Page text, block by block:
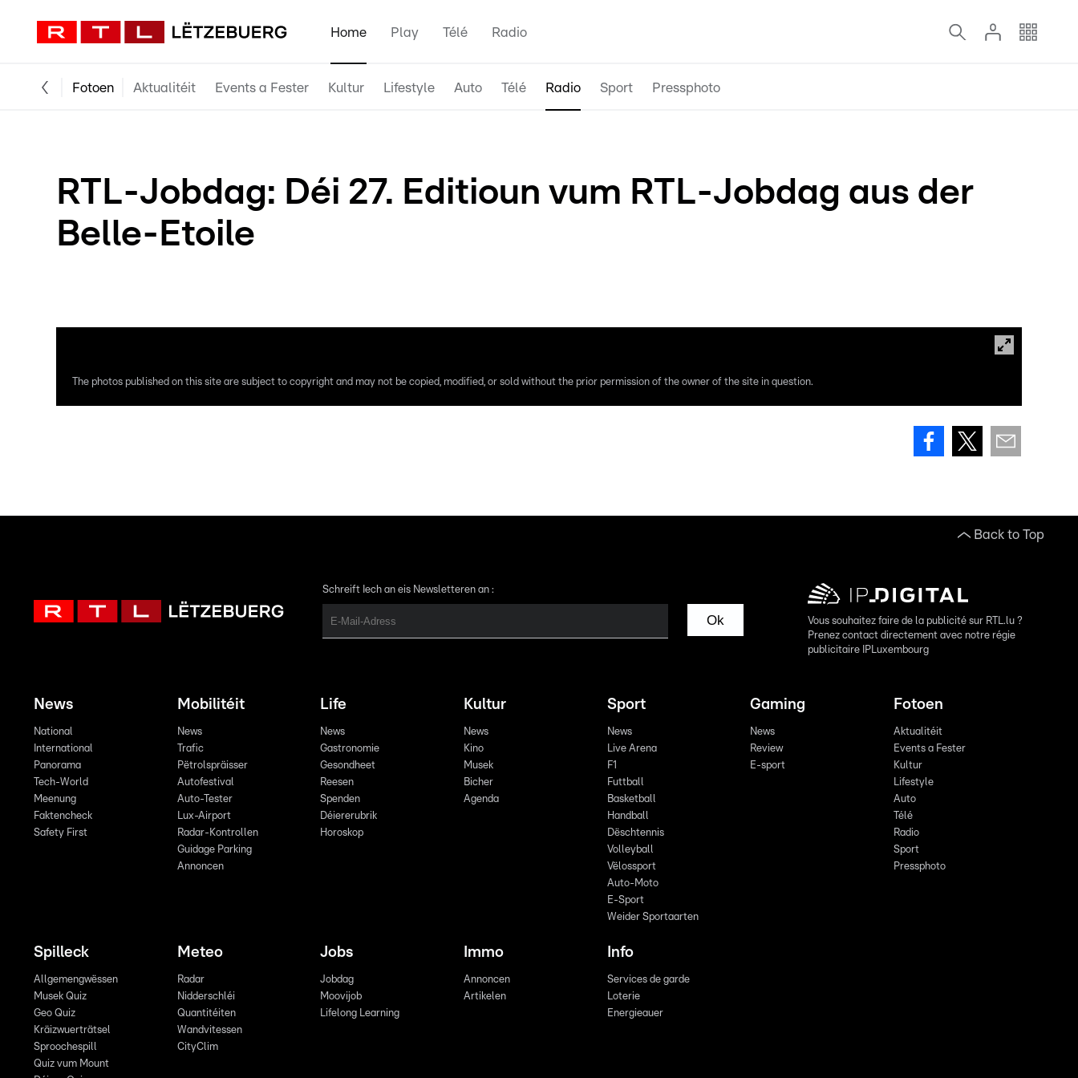
Home Play Télé Radio
Fotoen Aktualitéit Events a Fester Kultur Lifestyle Auto Télé Radio Sport Pressphoto
RTL-Jobdag: Déi 27. Editioun vum RTL-Jobdag aus der
Belle-Etoile
The photos published on this site are subject to copyright and may not be copied, modified, or sold without the prior permission of the owner of the site in question.
Back to Top
Schreift Iech an eis Newsletteren an :
Ok
Vous souhaitez faire de la publicité sur RTL.lu ?
Prenez contact directement avec notre régie
publicitaire IPLuxembourg
News
National
International
Panorama
Tech-World
Meenung
Faktencheck
Safety First
Mobilitéit
News
Trafic
Pëtrolspräisser
Autofestival
Auto-Tester
Lux-Airport
Radar-Kontrollen
Guidage Parking
Annoncen
Life
News
Gastronomie
Gesondheet
Reesen
Spenden
Déiererubrik
Horoskop
Kultur
News
Kino
Musek
Bicher
Agenda
Sport
News
Live Arena
F1
Futtball
Basketball
Handball
Dëschtennis
Volleyball
Vëlossport
Auto-Moto
E-Sport
Weider Sportaarten
Gaming
News
Review
E-sport
Fotoen
Aktualitéit
Events a Fester
Kultur
Lifestyle
Auto
Télé
Radio
Sport
Pressphoto
Spilleck
Allgemengwëssen
Musek Quiz
Geo Quiz
Kräizwuerträtsel
Sproochespill
Quiz vum Mount
Meteo
Radar
Nidderschléi
Quantitéiten
Wandvitessen
CityClim
Jobs
Jobdag
Moovijob
Lifelong Learning
Immo
Annoncen
Artikelen
Info
Services de garde
Loterie
Energieauer